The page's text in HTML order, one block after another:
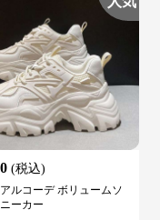
(税込)
ルコーデ ボリュームソ
ーカー